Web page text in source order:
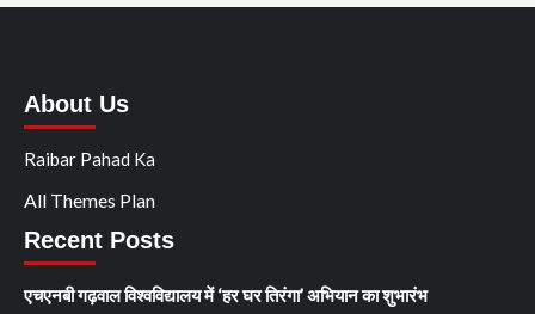
About Us
Raibar Pahad Ka
All Themes Plan
Recent Posts
एचएनबी गढ़वाल विश्वविद्यालय में ‘हर घर तिरंगा’ अभियान का शुभारंभ